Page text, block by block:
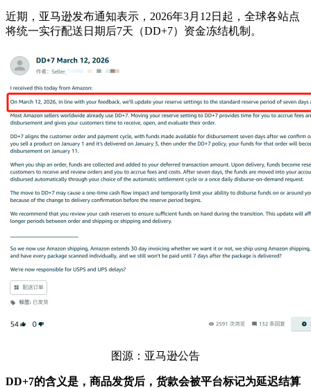
近期，亚马逊发布通知表示，2026年3月12日起，全球各站点
将统一实行配送日期后7天（DD+7）资金冻结机制。
图源：亚马逊公告
DD+7的含义是，商品发货后，货款会被平台标记为延迟结算